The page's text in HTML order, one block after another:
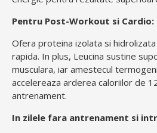
Pentru Post-Workout si Cardio:
Ofera proteina izolata si
rapida. In plus, Leucina sustine
musculara, iar amestecul
accelereaza arderea caloriilor de
antrenament.
In zilele fara antrenament si